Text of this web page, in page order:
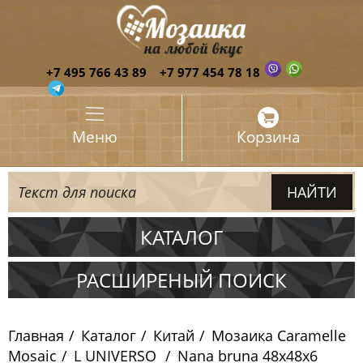
+7 495 766 43 89 +7 977 454 78 18
Меню Корзина
КАТАЛОГ
Испания
Китай
РАСШИРЕНЫЙ ПОИСК
Главная Каталог Китай
Мозаика Caramelle
Mosaic
L UNIVERSO
Nana bruna 48х48х6